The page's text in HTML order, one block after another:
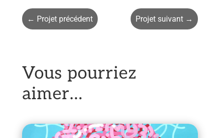
← Projet précédent Projet suivant →
Vous pourriez
aimer…